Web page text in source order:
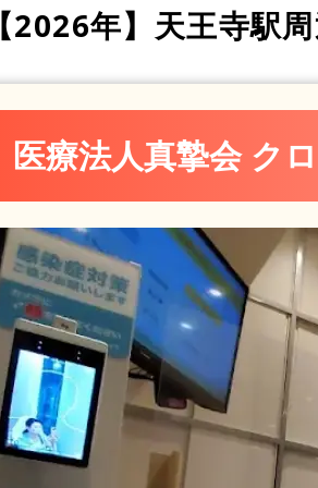
岩村矯正歯科
医療法人白亜会 小室歯科・
【2026年】 天王寺駅
医療法人真摯会 ク